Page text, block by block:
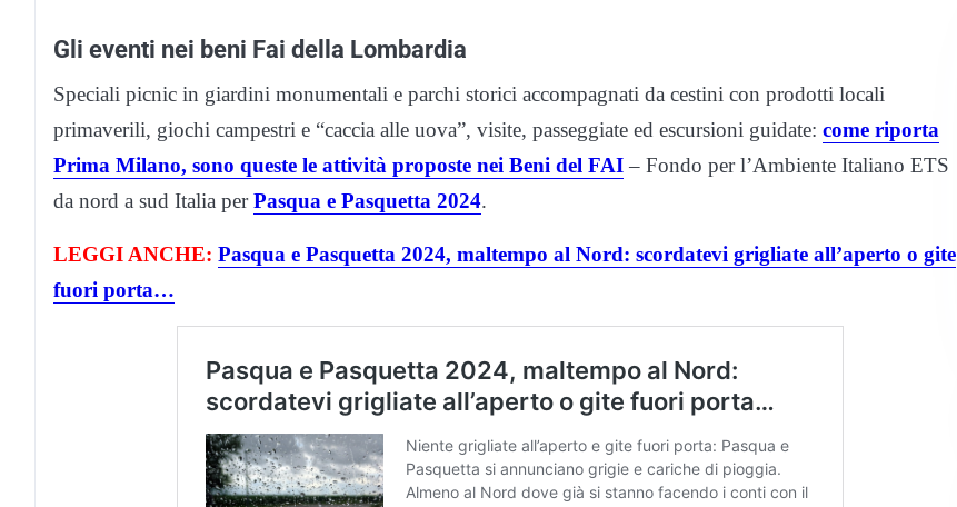
Gli eventi nei beni Fai della Lombardia
Speciali picnic in giardini monumentali e parchi storici accompagnati da cestini con prodotti locali
primaverili, giochi campestri e “caccia alle uova”, visite, passeggiate ed escursioni guidate: come riporta
Prima Milano, sono queste le attività proposte nei Beni del FAI– Fondo per l’Ambiente Italiano ETS
da nord a sud Italia perPasqua e Pasquetta 2024.
LEGGI ANCHE: Pasqua e Pasquetta 2024, maltempo al Nord: scordatevi grigliate all’aperto o gite
fuori porta…